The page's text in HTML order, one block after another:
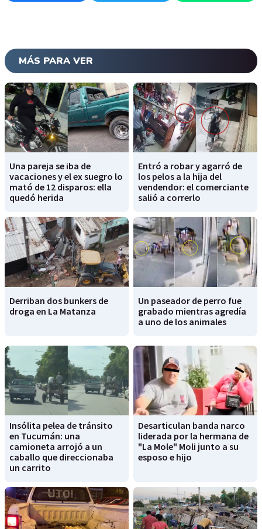
MÁS PARA VER
Una pareja se iba de
vacaciones y el ex suegro lo
mató de 12 disparos: ella
quedó herida
Entró a robar y agarró de
los pelos a la hija del
vendendor: el comerciante
salió a correrlo
Derriban dos bunkers de
droga en La Matanza
Un paseador de perro fue
grabado mientras agredía
a uno de los animales
Insólita pelea de tránsito
en Tucumán: una
camioneta arrojó a un
caballo que direccionaba
un carrito
Desarticulan banda narco
liderada por la hermana de
"La Mole" Moli junto a su
esposo e hijo